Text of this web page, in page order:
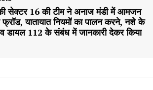
सेक्टर 16 की टीम ने अनाज मंडी में आमजन
फ्रॉड, यातायात नियमों का पालन करने, नशे के
व डायल 112 के संबंध में जानकारी देकर किया